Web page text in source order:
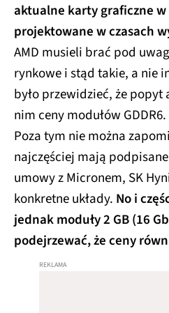
aktualne karty graficzne w
projektowane w czasach
AMD musieli brać pod
rynkowe i stąd takie, a nie
było przewidzieć, że popyt
nim ceny modułów GDDR6.
Poza tym nie można
najczęściej mają
umowy z Micronem, SK
konkretne układy. No i
jednak moduły 2 GB (16
podejrzewać, że ceny